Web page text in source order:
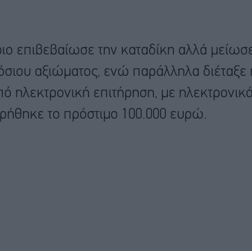
επιβεβαίωσε την καταδίκη αλλά
αξιώματος, ενώ παράλληλα διέταξε
ηλεκτρονική επιτήρηση, με ηλεκτρονικό
το πρόστιμο 100.000 ευρώ.